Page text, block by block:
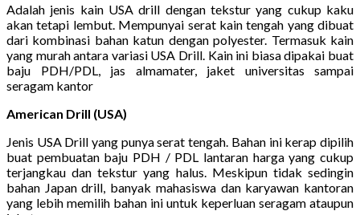
Adalah jenis kain USA drill dengan tekstur yang cukup kaku
akan tetapi lembut. Mempunyai serat kain tengah yang dibuat
dari kombinasi bahan katun dengan polyester. Termasuk kain
yang murah antara variasi USA Drill. Kain ini biasa dipakai buat
baju PDH/PDL, jas almamater, jaket universitas sampai
seragam kantor
American Drill (USA)
Jenis USA Drill yang punya serat tengah. Bahan ini kerap dipilih
buat pembuatan baju PDH / PDL lantaran harga yang cukup
terjangkau dan tekstur yang halus. Meskipun tidak sedingin
bahan Japan drill, banyak mahasiswa dan karyawan kantoran
yang lebih memilih bahan ini untuk keperluan seragam ataupun